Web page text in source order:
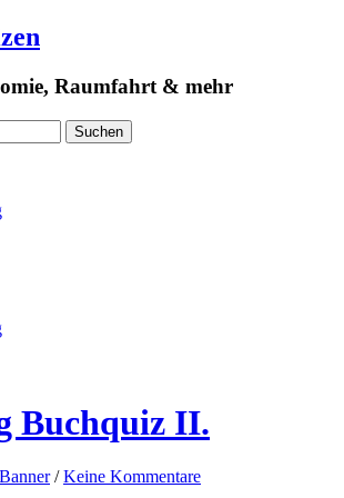
Raumfahrt & mehr
Buchquiz II.
/Keine Kommentare